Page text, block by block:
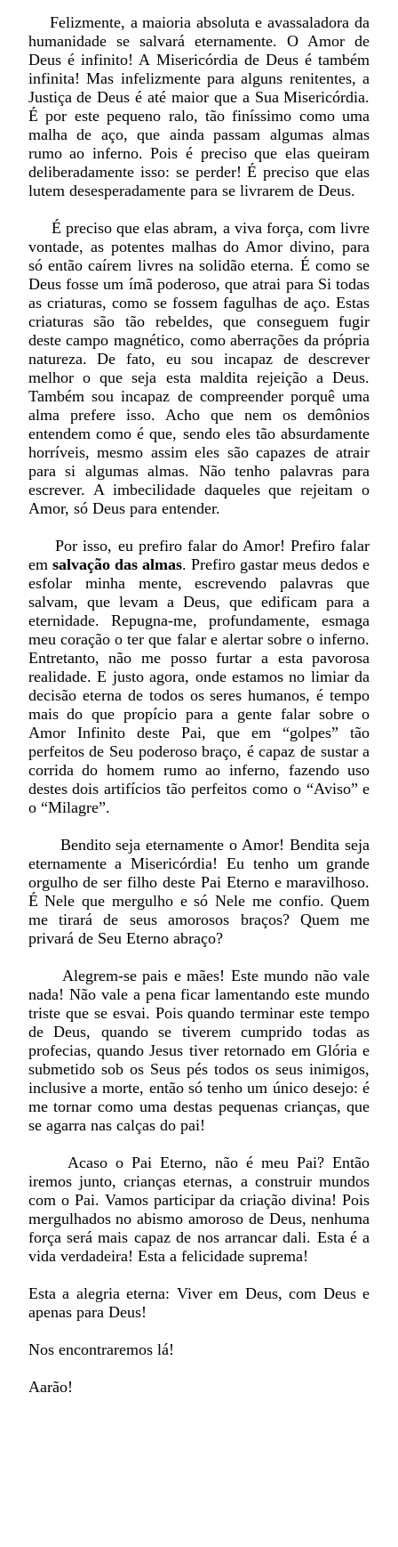
Felizmente, a maioria absoluta e avassaladora da
humanidade se salvará eternamente. O Amor de
Deus é infinito! A Misericórdia de Deus é também
infinita! Mas infelizmente para alguns renitentes, a
Justiça de Deus é até maior que a Sua Misericórdia.
É por este pequeno ralo, tão finíssimo como uma
malha de aço, que ainda passam algumas almas
rumo ao inferno. Pois é preciso que elas queiram
deliberadamente isso: se perder! É preciso que elas
lutem desesperadamente para se livrarem de Deus.
É preciso que elas abram, a viva força, com livre
vontade, as potentes malhas do Amor divino, para
só então caírem livres na solidão eterna. É como se
Deus fosse um ímã poderoso, que atrai para Si todas
as criaturas, como se fossem fagulhas de aço. Estas
criaturas são tão rebeldes, que conseguem fugir
deste campo magnético, como aberrações da própria
natureza. De fato, eu sou incapaz de descrever
melhor o que seja esta maldita rejeição a Deus.
Também sou incapaz de compreender porquê uma
alma prefere isso. Acho que nem os demônios
entendem como é que, sendo eles tão absurdamente
horríveis, mesmo assim eles são capazes de atrair
para si algumas almas. Não tenho palavras para
escrever. A imbecilidade daqueles que rejeitam o
Amor, só Deus para entender.
Por isso, eu prefiro falar do Amor! Prefiro falar
em salvação das almas. Prefiro gastar meus dedos e
esfolar minha mente, escrevendo palavras que
salvam, que levam a Deus, que edificam para a
eternidade. Repugna-me, profundamente, esmaga
meu coração o ter que falar e alertar sobre o inferno.
Entretanto, não me posso furtar a esta pavorosa
realidade. E justo agora, onde estamos no limiar da
decisão eterna de todos os seres humanos, é tempo
mais do que propício para a gente falar sobre o
Amor Infinito deste Pai, que em “golpes” tão
perfeitos de Seu poderoso braço, é capaz de sustar a
corrida do homem rumo ao inferno, fazendo uso
destes dois artifícios tão perfeitos como o “Aviso” e
o “Milagre”.
Bendito seja eternamente o Amor! Bendita seja
eternamente a Misericórdia! Eu tenho um grande
orgulho de ser filho deste Pai Eterno e maravilhoso.
É Nele que mergulho e só Nele me confio. Quem
me tirará de seus amorosos braços? Quem me
privará de Seu Eterno abraço?
Alegrem-se pais e mães! Este mundo não vale
nada! Não vale a pena ficar lamentando este mundo
triste que se esvai. Pois quando terminar este tempo
de Deus, quando se tiverem cumprido todas as
profecias, quando Jesus tiver retornado em Glória e
submetido sob os Seus pés todos os seus inimigos,
inclusive a morte, então só tenho um único desejo: é
me tornar como uma destas pequenas crianças, que
se agarra nas calças do pai!
Acaso o Pai Eterno, não é meu Pai? Então
iremos junto, crianças eternas, a construir mundos
com o Pai. Vamos participar da criação divina! Pois
mergulhados no abismo amoroso de Deus, nenhuma
força será mais capaz de nos arrancar dali. Esta é a
vida verdadeira! Esta a felicidade suprema!
Esta a alegria eterna: Viver em Deus, com Deus e
apenas para Deus!
Nos encontraremos lá!
Aarão!